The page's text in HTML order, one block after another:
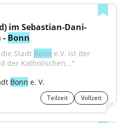
im Sebastian-Dani-
- Bonn
Stadt Bonn e.V. ist der
der Katholischen..."
Bonn e. V.
Teilzeit Vollzeit